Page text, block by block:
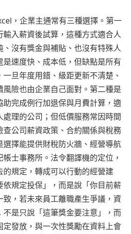
，企業主通常有三種選擇。第一
入薪資後試算，這種方式適合人
沒有獎金與補貼、也沒有特殊人
速度快、成本低，但缺點是所有
旦年度用錯、級距更新不清楚、
險也由企業自己面對。第二種是
完成例行加退保與月費計算，適
理的公司；但低價服務常因時間
公司薪資政策、合約關係與稅務
擇能提供財稅防火牆、經營導航
士事務所。法令翻譯機的定位，
規定，轉成可以行動的經營建
規定投保」，而是說「你目前薪
，若未來員工離職產生爭議，資
是只說「這筆獎金要注意」，而
發放，與一次性獎勵在資料上會